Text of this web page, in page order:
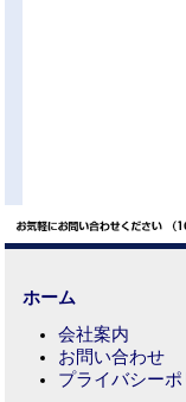
ホーム
会社案内
お問い合わせ
プライバシーポ